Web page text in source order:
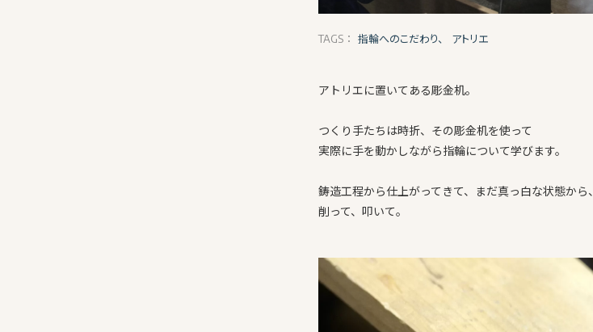
TAGS： 指輪へのこだわり、 アトリエ
アトリエに置いてある彫金机。
つくり手たちは時折、その彫金机を使って
実際に手を動かしながら指輪について学びます。
鋳造工程から仕上がってきて、まだ真っ白な状態から、
削って、叩いて。